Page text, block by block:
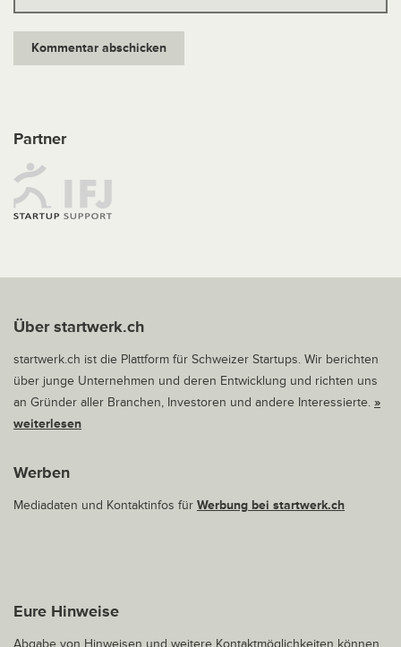
Partner
Über startwerk.ch
startwerk.ch ist die Plattform für Schweizer Startups. Wir berichten
über junge Unternehmen und deren Entwicklung und richten uns
an Gründer aller Branchen, Investoren und andere Interessierte. »
weiterlesen
Werben
Mediadaten und Kontaktinfos für Werbung bei startwerk.ch
Eure Hinweise